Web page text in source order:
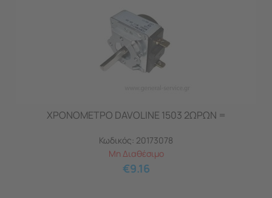
ΧΡΟΝΟΜΕΤΡΟ DAVOLINE 1503 2ΩΡΩΝ =
Κωδικός: 20173078
Μη Διαθέσιμο
€9.16